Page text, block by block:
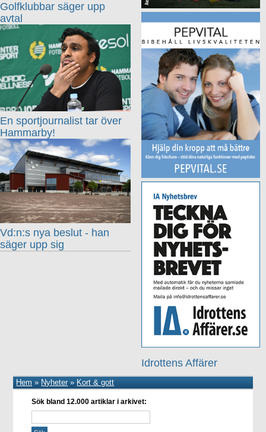
Idrottens Affärer
Golfklubbar säger upp
avtal
En sportjournalist tar över
Hammarby!
Vd:n:s nya beslut - han
säger upp sig
Hem » Nyheter» Kort & gott
Sök bland 12.000 artiklar i arkivet: